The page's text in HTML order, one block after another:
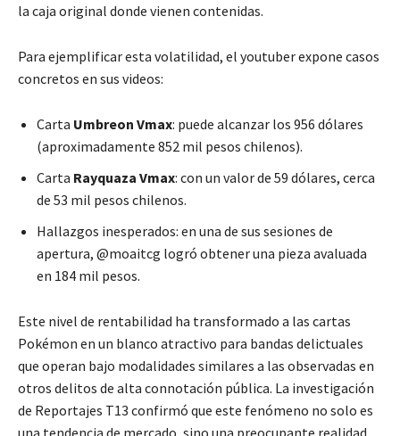
la caja original donde vienen contenidas.
Para ejemplificar esta volatilidad, el youtuber expone casos
concretos en sus videos:
Carta Umbreon Vmax: puede alcanzar los 956 dólares
(aproximadamente 852 mil pesos chilenos).
Carta Rayquaza Vmax: con un valor de 59 dólares, cerca
de 53 mil pesos chilenos.
Hallazgos inesperados: en una de sus sesiones de
apertura, @moaitcg logró obtener una pieza avaluada
en 184 mil pesos.
Este nivel de rentabilidad ha transformado a las cartas
Pokémon en un blanco atractivo para bandas delictuales
que operan bajo modalidades similares a las observadas en
otros delitos de alta connotación pública. La investigación
de Reportajes T13 confirmó que este fenómeno no solo es
una tendencia de mercado, sino una preocupante realidad